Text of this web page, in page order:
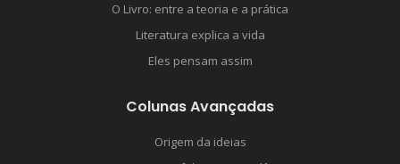
O Livro: entre a teoria e a prática
Literatura explica a vida
Eles pensam assim
Colunas Avançadas
Origem da ideias